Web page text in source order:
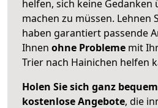
helfen, sich keine Gedanken
machen zu müssen. Lehnen
haben garantiert passende
Ihnen ohne Probleme mit
Trier nach Hainichen helfen
Holen Sie sich ganz
kostenlose Angebote, die